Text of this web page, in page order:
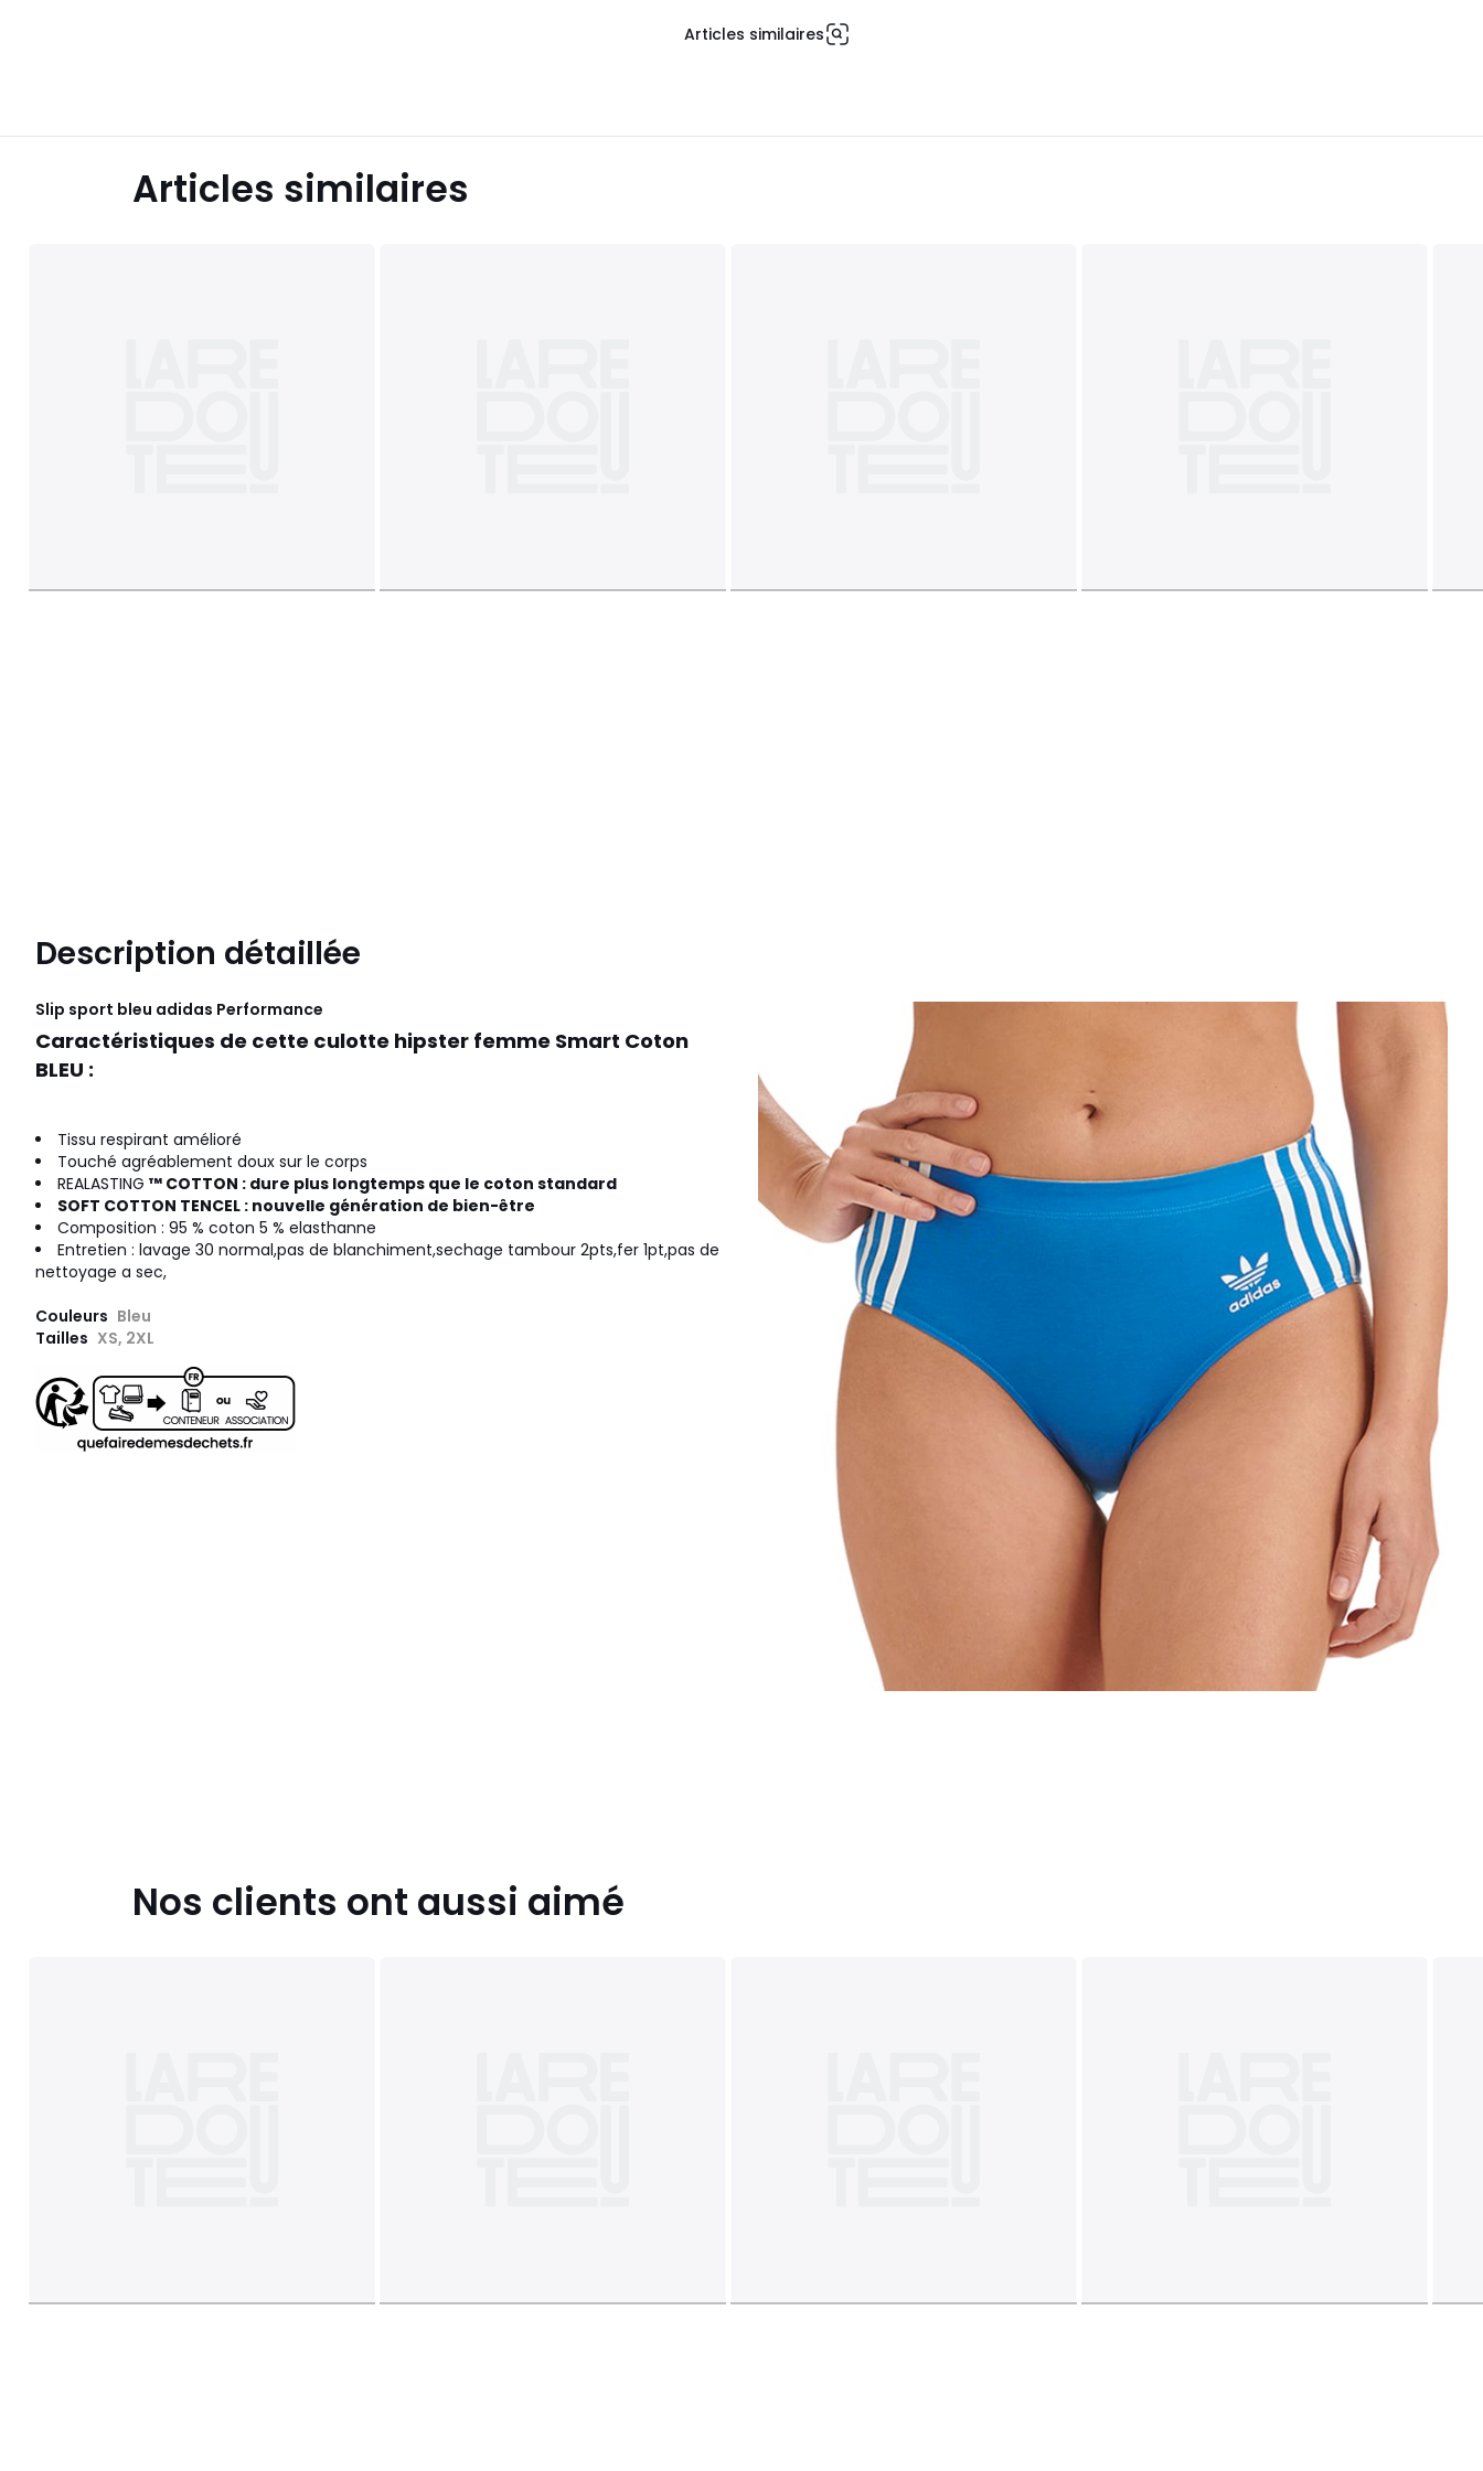
Articles similaires
Articles similaires
Description détaillée
Slip sport bleu adidas Performance
Caractéristiques de cette culotte hipster femme Smart Coton
BLEU :
Tissu respirant amélioré
Touché agréablement doux sur le corps
REALASTING ™ COTTON : dure plus longtemps que le coton standard
SOFT COTTON TENCEL : nouvelle génération de bien-être
Composition : 95 % coton 5 % elasthanne
Entretien : lavage 30 normal,pas de blanchiment,sechage tambour 2pts,fer 1pt,pas de
nettoyage a sec,
Couleurs Bleu
Tailles XS, 2XL
Nos clients ont aussi aimé